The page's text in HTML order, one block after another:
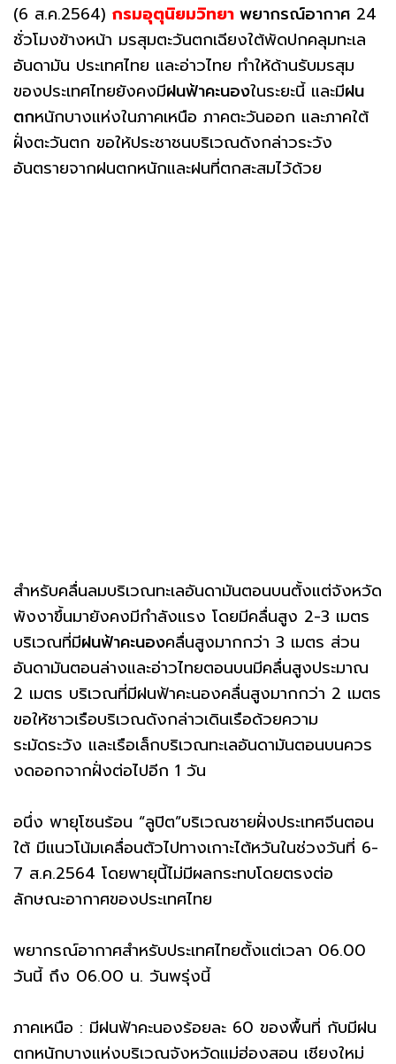
(6 ส.ค.2564) กรมอุตุนิยมวิทยา พยากรณ์อากาศ 24
ชั่วโมงข้างหน้า มรสุมตะวันตกเฉียงใต้พัดปกคลุมทะเล
อันดามัน ประเทศไทย และอ่าวไทย ทำให้ด้านรับมรสุม
ของประเทศไทยยังคงมีฝนฟ้าคะนองในระยะนี้ และมีฝน
ตกหนักบางแห่งในภาคเหนือ ภาคตะวันออก และภาคใต้
ฝั่งตะวันตก ขอให้ประชาชนบริเวณดังกล่าวระวัง
อันตรายจากฝนตกหนักและฝนที่ตกสะสมไว้ด้วย
สำหรับคลื่นลมบริเวณทะเลอันดามันตอนบนตั้งแต่จังหวัด
พังงาขึ้นมายังคงมีกำลังแรง โดยมีคลื่นสูง 2-3 เมตร
บริเวณที่มีฝนฟ้าคะนองคลื่นสูงมากกว่า 3 เมตร ส่วน
อันดามันตอนล่างและอ่าวไทยตอนบนมีคลื่นสูงประมาณ
2 เมตร บริเวณที่มีฝนฟ้าคะนองคลื่นสูงมากกว่า 2 เมตร
ขอให้ชาวเรือบริเวณดังกล่าวเดินเรือด้วยความ
ระมัดระวัง และเรือเล็กบริเวณทะเลอันดามันตอนบนควร
งดออกจากฝั่งต่อไปอีก 1 วัน
อนึ่ง พายุโซนร้อน “ลูปิต”บริเวณชายฝั่งประเทศจีนตอน
ใต้ มีแนวโน้มเคลื่อนตัวไปทางเกาะไต้หวันในช่วงวันที่ 6-
7 ส.ค.2564 โดยพายุนี้ไม่มีผลกระทบโดยตรงต่อ
ลักษณะอากาศของประเทศไทย
พยากรณ์อากาศสำหรับประเทศไทยตั้งแต่เวลา 06.00
วันนี้ ถึง 06.00 น. วันพรุ่งนี้
ภาคเหนือ : มีฝนฟ้าคะนองร้อยละ 60 ของพื้นที่ กับมีฝน
ตกหนักบางแห่งบริเวณจังหวัดแม่ฮ่องสอน เชียงใหม่